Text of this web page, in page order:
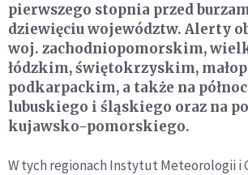
pierwszego stopnia przed
dziewięciu województw. Alerty
woj. zachodniopomorskim,
łódzkim, świętokrzyskim,
podkarpackim, a także na
lubuskiego i śląskiego oraz na
kujawsko-pomorskiego.
W tych regionach Instytut Meteorologii i